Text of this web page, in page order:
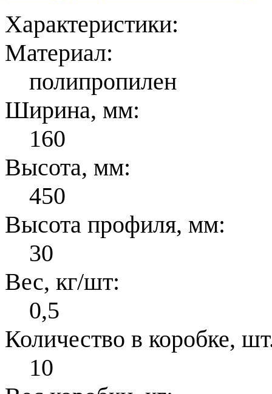
Характеристики:
Материал:
полипропилен
Ширина, мм:
160
Высота, мм:
450
Высота профиля, мм:
30
Вес, кг/шт:
0,5
Количество в коробке,
10